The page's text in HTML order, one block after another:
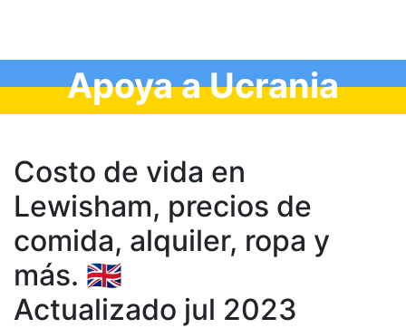
Apoya a Ucrania
Costo de vida en
Lewisham, precios de
comida, аlquiler, ropa y
más. 🇬🇧
Actualizado jul 2023